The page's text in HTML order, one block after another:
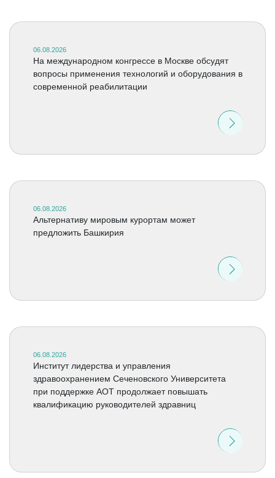
06.08.2026
На международном конгрессе в Москве обсудят
вопросы применения технологий и оборудования в
современной реабилитации
06.08.2026
Альтернативу мировым курортам может
предложить Башкирия
06.08.2026
Институт лидерства и управления
здравоохранением Сеченовского Университета
при поддержке АОТ продолжает повышать
квалификацию руководителей здравниц